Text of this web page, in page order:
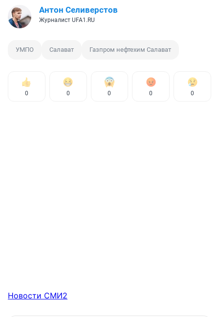
Антон Селиверстов
Журналист UFA1.RU
УМПО Салават Газпром нефтехим Салават
0 0 0 0 0
Новости СМИ2